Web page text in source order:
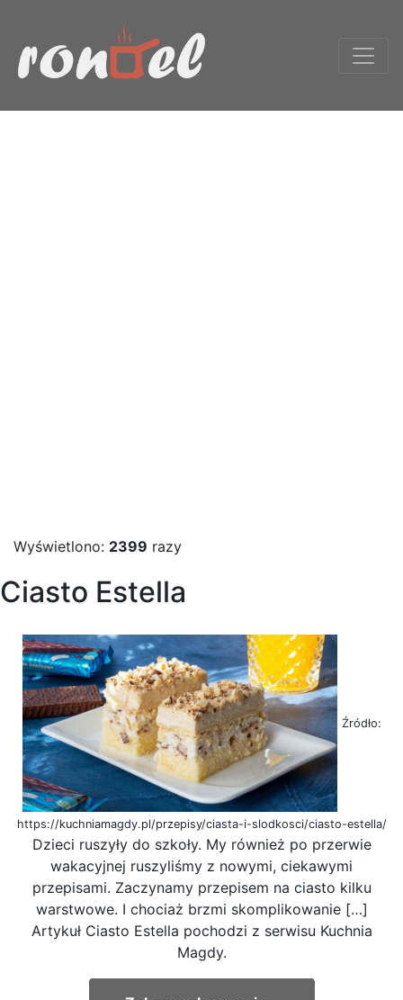
Wyświetlono: 2399 razy
Ciasto Estella
Źródło:
https://kuchniamagdy.pl/przepisy/ciasta-i-slodkosci/ciasto-estella/
Dzieci ruszyły do szkoły. My również po przerwie
wakacyjnej ruszyliśmy z nowymi, ciekawymi
przepisami. Zaczynamy przepisem na ciasto kilku
warstwowe. I chociaż brzmi skomplikowanie […]
Artykuł Ciasto Estella pochodzi z serwisu Kuchnia
Magdy.